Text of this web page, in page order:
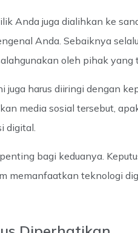
Anda juga dialihkan ke
Anda. Sebaiknya selalu
oleh pihak yang
juga harus diiringi dengan
media sosial tersebut,
digital.
bagi keduanya.
memanfaatkan teknologi